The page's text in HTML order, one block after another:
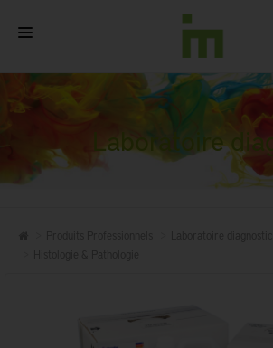
PRODUITS PROFESSIONNELS
Laboratoire